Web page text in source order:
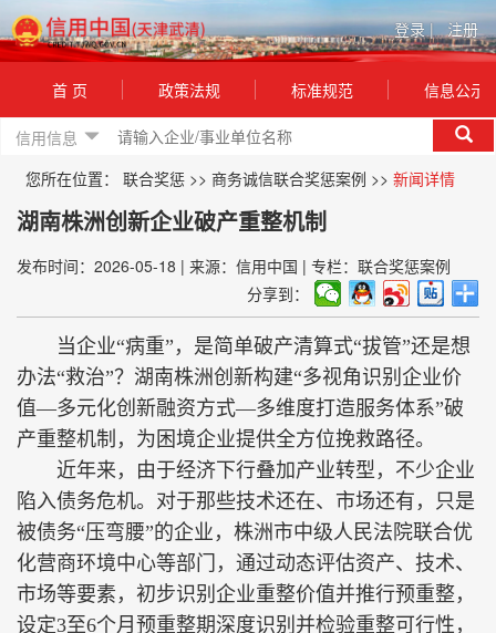
登录| 注册
首 页 政策法规 标准规范 信息公示
信用信息
您所在位置： 联合奖惩 >> 商务诚信联合奖惩案例 >> 新闻详情
湖南株洲创新企业破产重整机制
发布时间：2026-05-18 | 来源：信用中国 | 专栏：联合奖惩案例
分享到：
当企业“病重”，是简单破产清算式“拔管”还是想
办法“救治”？湖南株洲创新构建“多视角识别企业价
值—多元化创新融资方式—多维度打造服务体系”破
产重整机制，为困境企业提供全方位挽救路径。
近年来，由于经济下行叠加产业转型，不少企业
陷入债务危机。对于那些技术还在、市场还有，只是
被债务“压弯腰”的企业，株洲市中级人民法院联合优
化营商环境中心等部门，通过动态评估资产、技术、
市场等要素，初步识别企业重整价值并推行预重整，
设定3至6个月预重整期深度识别并检验重整可行性，